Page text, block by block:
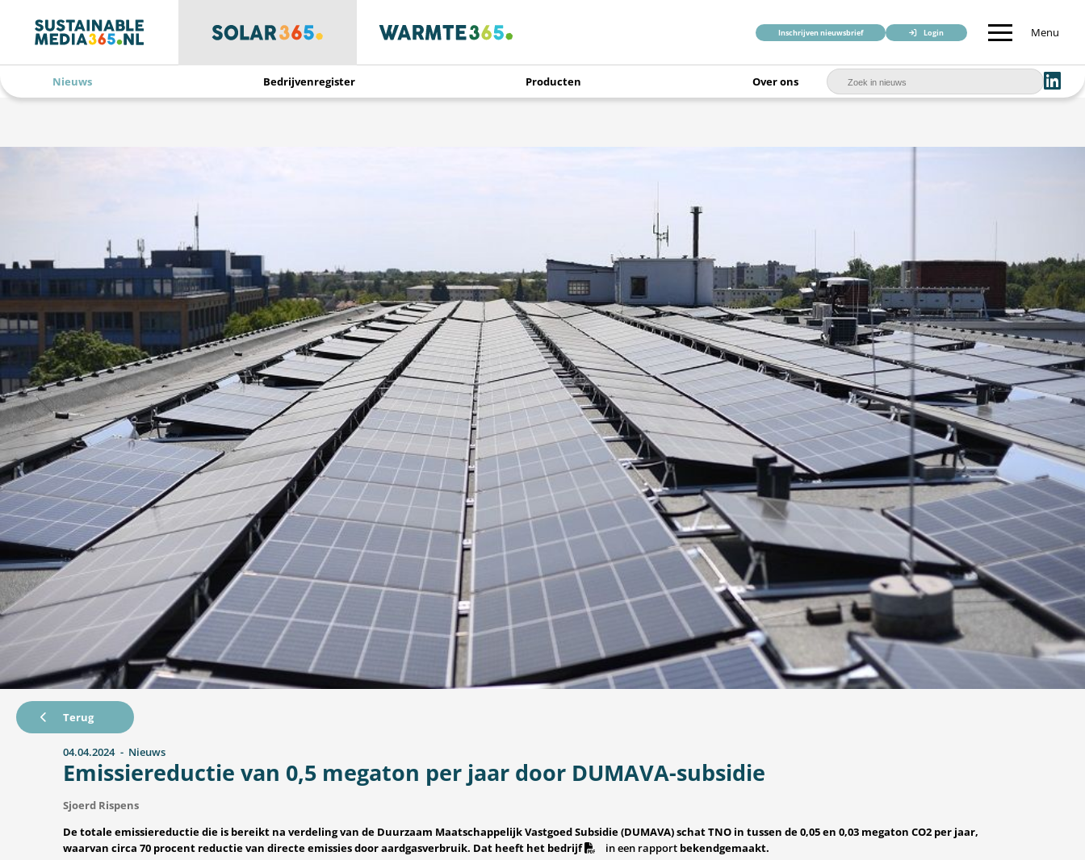
Inschrijven nieuwsbrief Login Menu
Nieuws Bedrijvenregister Producten Over ons
Emissiereductie van 0,5 megaton per jaar door DUMAVA-subsidie
Terug
04.04.2024 Nieuws
Sjoerd Rispens
De totale emissiereductie die is bereikt na verdeling van de Duurzaam Maatschappelijk Vastgoed Subsidie (DUMAVA) schat TNO in tussen de 0,05 en 0,03 megaton CO2 per jaar,
waarvan circa 70 procent reductie van directe emissies door aardgasverbruik. Dat heeft het bedrijf in een rapport bekendgemaakt.